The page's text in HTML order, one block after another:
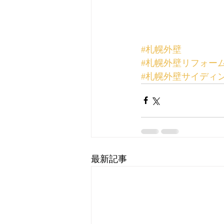
#札幌外壁
#札幌外壁リフォー
#札幌外壁サイディ
最新記事